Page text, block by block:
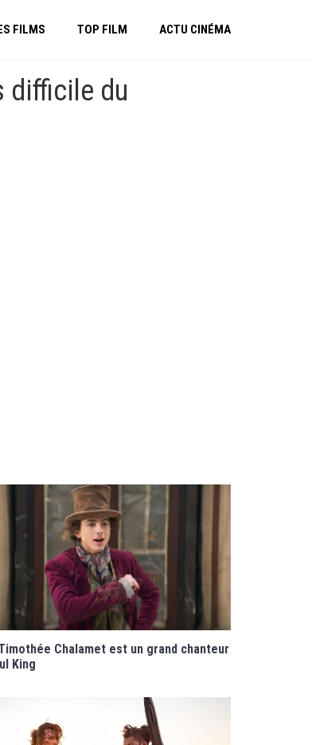
FILMS TOP FILM ACTU CINÉMA
difficile du
Chalamet est un grand chanteur
King